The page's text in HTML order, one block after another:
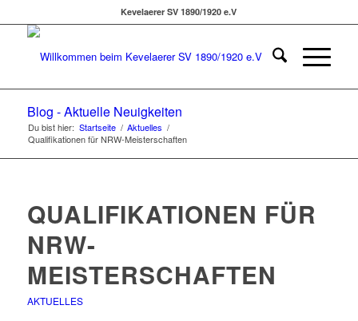
Kevelaerer SV 1890/1920 e.V
Blog - Aktuelle Neuigkeiten
Du bist hier: Startseite / Aktuelles /
Qualifikationen für NRW-Meisterschaften
QUALIFIKATIONEN FÜR
NRW-
MEISTERSCHAFTEN
AKTUELLES